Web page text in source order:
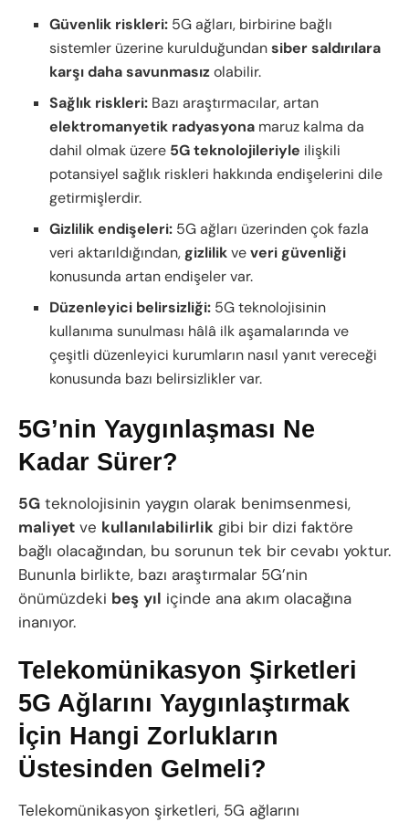
Güvenlik riskleri: 5G ağları, birbirine bağlı
sistemler üzerine kurulduğundansiber saldırılara
karşı daha savunmasızolabilir.
Sağlık riskleri: Bazı araştırmacılar, artan
elektromanyetik radyasyona maruz kalma da
dahil olmak üzere 5G teknolojileriyle ilişkili
potansiyel sağlık riskleri hakkında endişelerini dile
getirmişlerdir.
Gizlilik endişeleri: 5G ağları üzerinden çok fazla
veri aktarıldığından,gizlilikveveri güvenliği
konusunda artan endişeler var.
Düzenleyici belirsizliği: 5G teknolojisinin
kullanıma sunulması hâlâ ilk aşamalarında ve
çeşitli düzenleyici kurumların nasıl yanıt vereceği
konusunda bazı belirsizlikler var.
5G’nin Yaygınlaşması Ne
Kadar Sürer?
5G teknolojisinin yaygın olarak benimsenmesi,
maliyet ve kullanılabilirlik gibi bir dizi faktöre
bağlı olacağından, bu sorunun tek bir cevabı yoktur.
Bununla birlikte, bazı araştırmalar 5G’nin
önümüzdeki beş yıl içinde ana akım olacağına
inanıyor.
Telekomünikasyon Şirketleri
5G Ağlarını Yaygınlaştırmak
İçin Hangi Zorlukların
Üstesinden Gelmeli?
Telekomünikasyon şirketleri, 5G ağlarını